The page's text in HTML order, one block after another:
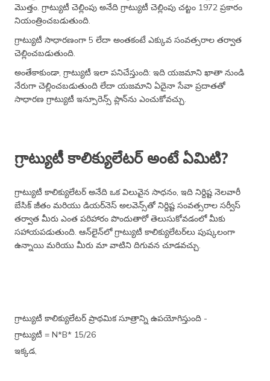
మొత్తం. గ్రాట్యుటీ చెల్లింపు అనేది గ్రాట్యుటీ చెల్లింపు చట్టం 1972 ప్రకారం
నియంత్రించబడుతుంది.
గ్రాట్యుటీ సాధారణంగా 5 లేదా అంతకంటే ఎక్కువ సంవత్సరాల తర్వాత
చెల్లించబడుతుంది.
అంతేకాకుండా, గ్రాట్యుటీ ఇలా పనిచేస్తుంది: ఇది యజమాని ఖాతా నుండి
నేరుగా చెల్లించబడుతుంది లేదా యజమాని ఏదైనా సేవా ప్రదాతతో
సాధారణ గ్రాట్యుటీ ఇన్సూరెన్స్ ప్లాన్‌ను ఎంచుకోవచ్చు.
గ్రాట్యుటీ కాలిక్యులేటర్ అంటే ఏమిటి?
గ్రాట్యుటీ కాలిక్యులేటర్ అనేది ఒక విలువైన సాధనం, ఇది నిర్దిష్ట నెలవారీ
బేసిక్ జీతం మరియు డియర్‌నెస్ అలవెన్స్‌తో నిర్దిష్ట సంవత్సరాల సర్వీస్
తర్వాత మీరు ఎంత పరిహారం పొందుతారో తెలుసుకోవడంలో మీకు
సహాయపడుతుంది. ఆన్‌లైన్‌లో గ్రాట్యుటీ కాలిక్యులేటర్‌లు పుష్కలంగా
ఉన్నాయి మరియు మీరు మా వాటిని దిగువన చూడవచ్చు.
గ్రాట్యుటీ కాలిక్యులేటర్ ప్రాథమిక సూత్రాన్ని ఉపయోగిస్తుంది -
గ్రాట్యుటీ = N*B* 15/26
ఇక్కడ,